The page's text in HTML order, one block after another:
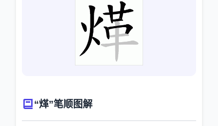
“煂”笔顺图解